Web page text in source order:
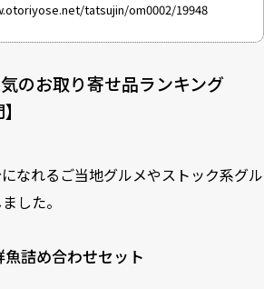
tatsujin/om0002/19948
のお取り寄せ品ランキング
なれるご当地グルメやストック系グル
した。
詰め合わせセット